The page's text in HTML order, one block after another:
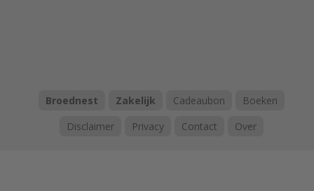
Broednest Zakelijk Cadeaubon
Boeken
Disclaimer
Privacy Contact Over